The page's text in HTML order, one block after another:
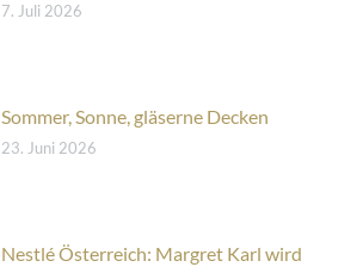
7. Juli 2026
Sommer, Sonne, gläserne Decken
23. Juni 2026
Nestlé Österreich: Margret Karl wird